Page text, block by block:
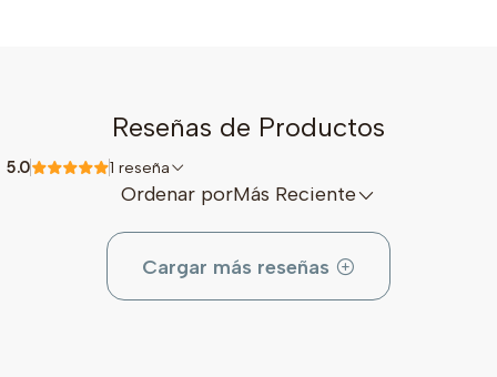
Reseñas de Productos
5.0 1 reseña
Ordenar porMás Reciente
Cargar más reseñas